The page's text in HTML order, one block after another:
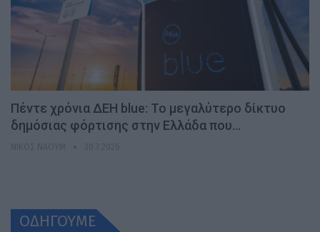
Πέντε χρόνια ΔΕΗ blue: Το μεγαλύτερο δίκτυο
δημόσιας φόρτισης στην Ελλάδα που…
ΟΔΗΓΟΥΜΕ